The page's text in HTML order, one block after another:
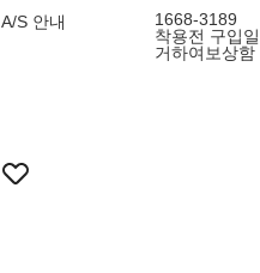
A/S 안내
1668-3189
착용전 구입
거하여보상함